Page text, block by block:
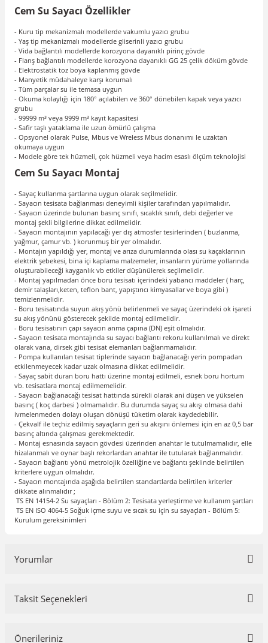
Cem Su Sayacı Özellikler
- Kuru tip mekanizmalı modellerde vakumlu yazıcı grubu
- Yaş tip mekanizmalı modellerde gliserinli yazıcı grubu
- Vida bağlantılı modellerde korozyona dayanıklı pirinç gövde
- Flanş bağlantılı modellerde korozyona dayanıklı GG 25 çelik döküm gövde
- Elektrostatik toz boya kaplanmış gövde
- Manyetik müdahaleye karşı korumalı
- Tüm parçalar su ile temasa uygun
- Okuma kolaylığı için 180° açılabilen ve 360° dönebilen kapak veya yazıcı
grubu
- 99999 m³ veya 9999 m³ kayıt kapasitesi
- Safir taşlı yataklama ile uzun ömürlü çalışma
- Opsyonel olarak Pulse, Mbus ve Wreless Mbus donanımı le uzaktan
okumaya uygun
- Modele göre tek hüzmeli, çok hüzmeli veya hacim esaslı ölçüm teknolojisi
Cem Su Sayacı Montaj
- Sayaç kullanma şartlarına uygun olarak seçilmelidir.
- Sayacın tesisata bağlanması deneyimli kişiler tarafından yapılmalıdır.
- Sayacın üzerinde bulunan basınç sınıfı, sıcaklık sınıfı, debi değerler ve
montaj şekli bilgilerine dikkat edilmelidir.
- Sayacın montajının yapılacağı yer dış atmosfer tesirlerinden ( buzlanma,
yağmur, çamur vb. ) korunmuş bir yer olmalıdır.
- Montajın yapıldığı yer, montaj ve arıza durumlarında olası su kaçaklarının
elektrik şebekesi, bina içi kaplama malzemeler, insanların yürüme yollarında
oluşturabileceği kayganlık vb etkiler düşünülerek seçilmelidir.
- Montaj yapılmadan önce boru tesisatı içerindeki yabancı maddeler ( harç,
demir talaşları,keten, teflon bant, yapıştırıcı kimyasallar ve boya gibi )
temizlenmelidir.
- Boru tesisatında suyun akış yönü belirlenmeli ve sayaç üzerindeki ok işareti
su akış yönünü gösterecek şekilde montaj edilmelidir.
- Boru tesisatının çapı sayacın anma çapına (DN) eşit olmalıdır.
- Sayacın tesisata montajında su sayacı bağlantı rekoru kullanılmalı ve direkt
olarak vana, dirsek gibi tesisat elemanları bağlanmamalıdır.
- Pompa kullanılan tesisat tiplerinde sayacın bağlanacağı yerin pompadan
etkilenmeyecek kadar uzak olmasına dikkat edilmelidir.
- Sayaç sabit duran boru hattı üzerine montaj edilmeli, esnek boru hortum
vb. tesisatlara montaj edilmemelidir.
- Sayacın bağlanacağı tesisat hattında sürekli olarak ani düşen ve yükselen
basınç ( koç darbesi ) olmamalıdır. Bu durumda sayaç su akışı olmasa dahi
ivmelenmeden dolayı oluşan dönüşü tüketim olarak kaydedebilir.
- Çekvalf ile teçhiz edilmiş sayaçların geri su akışını önlemesi için en az 0,5 bar
basınç altında çalışması gerekmektedir.
- Montaj esnasında sayacın gövdesi üzerinden anahtar le tutulmamalıdır, elle
hizalanmalı ve oynar başlı rekorlardan anahtar ile tutularak bağlanmalıdır.
- Sayacın bağlantı yönü metrolojik özelliğine ve bağlantı şeklinde belirtilen
kriterlere uygun olmalıdır.
- Sayacın montajında aşağıda belirtilen standartlarda belirtilen kriterler
dikkate alınmalıdır ;
TS EN 14154-2 Su sayaçları - Bölüm 2: Tesisata yerleştirme ve kullanım şartları
TS EN ISO 4064-5 Soğuk içme suyu ve sıcak su için su sayaçları - Bölüm 5:
Kurulum gereksinimleri
Yorumlar
Taksit Seçenekleri
Önerileriniz